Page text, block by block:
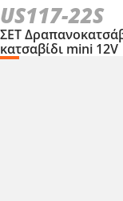
US117-22S
ΣΕΤ
κατσαβίδι mini 12V